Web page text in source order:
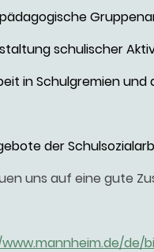
schulischer
in Schulgremien
der
uns auf eine gute
de/